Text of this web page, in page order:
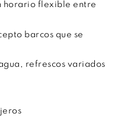
horario flexible entre
barcos que se
refrescos variados